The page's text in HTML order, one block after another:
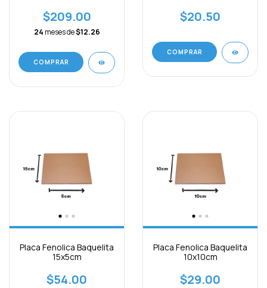
$209.00
24 meses de$12.26
$20.50
Placa Fenolica Baquelita
15x5cm
$54.00
Placa Fenolica Baquelita
10x10cm
$29.00